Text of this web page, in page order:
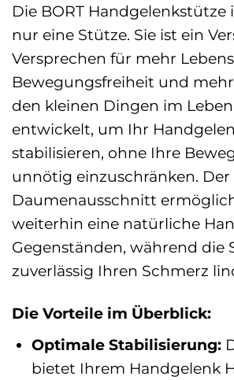
Die BORT Handgelenkstütze
nur eine Stütze. Sie ist ein
Versprechen für mehr
Bewegungsfreiheit und
den kleinen Dingen im
entwickelt, um Ihr
stabilisieren, ohne Ihre
unnötig einzuschränken. Der
Daumenausschnitt
weiterhin eine natürliche
Gegenständen, während die
zuverlässig Ihren Schmerz
Die Vorteile im Überblick:
Optimale Stabilisierung:
bietet Ihrem Handgelenk